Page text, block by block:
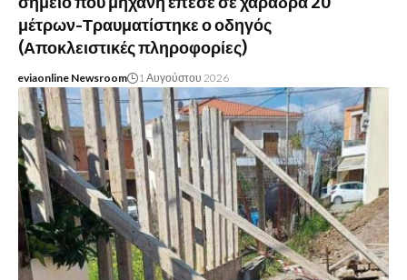
μέτρων-Τραυματίστηκε ο οδηγός
(Αποκλειστικές πληροφορίες)
eviaonline Newsroom 1 Αυγούστου 2026